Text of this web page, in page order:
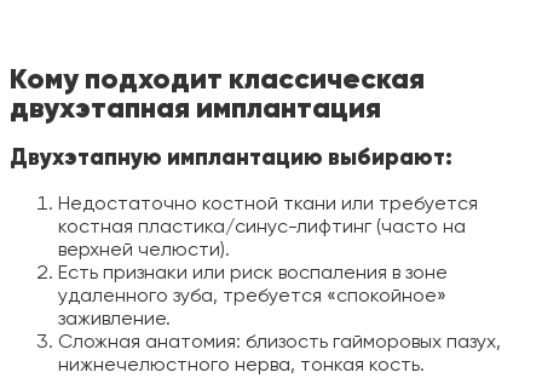
Кому подходит классическая
двухэтапная имплантация
Двухэтапную имплантацию выбирают:
Недостаточно костной ткани или требуется
костная пластика/синус-лифтинг (часто на
верхней челюсти).
Есть признаки или риск воспаления в зоне
удаленного зуба, требуется «спокойное»
заживление.
Сложная анатомия: близость гайморовых пазух,
нижнечелюстного нерва, тонкая кость.